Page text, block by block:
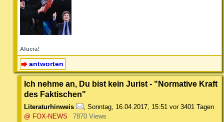
Afuera!
antworten
Ich nehme an, Du bist kein Jurist - "Normative Kraft
des Faktischen"
Literaturhinweis Sonntag, 16.04.2017, 15:51 vor 3401 Tagen
@ FOX-NEWS
7870 Views